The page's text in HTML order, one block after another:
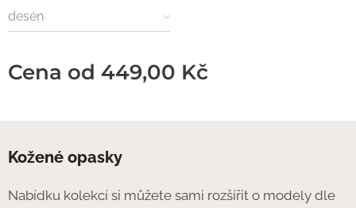
desén
Cena od 449,00 Kč
Kožené opasky
Nabídku kolekcí si můžete sami rozšířit o modely dle